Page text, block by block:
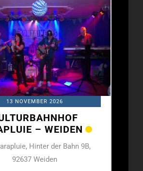
13 NOVEMBER 2026
– WEIDEN
Hinter der Bahn 9B,
92637 Weiden